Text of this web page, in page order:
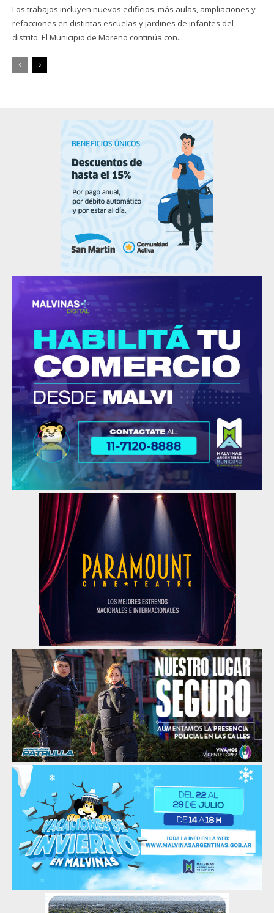
Los trabajos incluyen nuevos edificios, más aulas, ampliaciones y
refacciones en distintas escuelas y jardines de infantes del
distrito. El Municipio de Moreno continúa con...